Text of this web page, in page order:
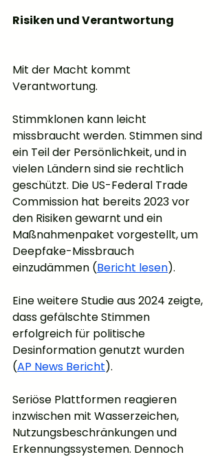
Risiken und Verantwortung
Mit der Macht kommt
Verantwortung.
Stimmklonen kann leicht
missbraucht werden. Stimmen sind
ein Teil der Persönlichkeit, und in
vielen Ländern sind sie rechtlich
geschützt. Die US-Federal Trade
Commission hat bereits 2023 vor
den Risiken gewarnt und ein
Maßnahmenpaket vorgestellt, um
Deepfake-Missbrauch
einzudämmen (Bericht lesen).
Eine weitere Studie aus 2024 zeigte,
dass gefälschte Stimmen
erfolgreich für politische
Desinformation genutzt wurden
(AP News Bericht).
Seriöse Plattformen reagieren
inzwischen mit Wasserzeichen,
Nutzungsbeschränkungen und
Erkennungssystemen. Dennoch